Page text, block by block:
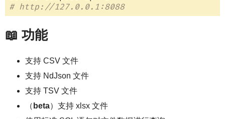
# http://127.0.0.1:8088
📖 功能
支持 CSV 文件
支持 NdJson 文件
支持 TSV 文件
（ beta）支持 xlsx 文件